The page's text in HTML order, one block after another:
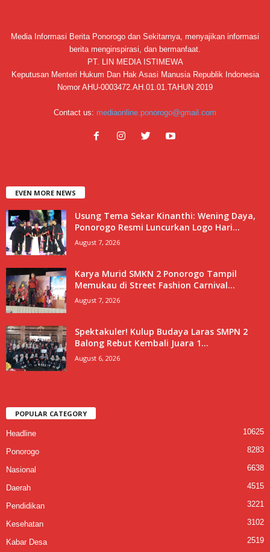
Media Informasi Berita Ponorogo dan Sekitarnya, menyajikan informasi
berita menginspirasi, dan bermanfaat.
PT. LIN MEDIA ISTIMEWA
Keputusan Menteri Hukum Dan Hak Asasi Manusia Republik Indonesia
Nomor AHU-0003472.AH.01.01.TAHUN 2019
Contact us: mediaonline.ponorogo@gmail.com
EVEN MORE NEWS
Usung Tema Sekar Kinanthi: Wening Daya,
Ponorogo Resmi Luncurkan Logo Hari...
August 7, 2026
Karya Murid SMKN 2 Ponorogo Tampil
Memukau di Street Fashion Carnival...
August 7, 2026
Spektakuler! Kulup Budaya Laras SMPN 2
Balong Rebut Kembali Juara 1...
August 6, 2026
POPULAR CATEGORY
Headline 10625
Ponorogo 8283
Nasional 6638
Daerah 4515
Pendidikan 3221
Kesehatan 3102
Kabar Desa 2519